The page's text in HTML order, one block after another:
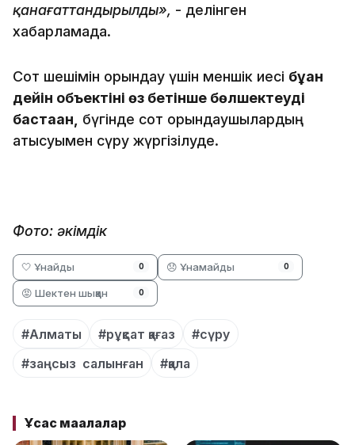
қанағаттандырылды», - делінген
хабарламада.
Сот шешімін орындау үшін меншік иесі бұған
дейін объектіні өз бетінше бөлшектеуді
бастаған,
бүгінде сот орындаушылардың
қатысуымен сүру жүргізілуде.
Фото: әкімдік
🤍 Ұнайды 0 😞 Ұнамайды 0
😡 Шектен шыққан 0
#Алматы #рұқсат қағаз
#сүру
#заңсыз салынған
#қала
Ұқсас мақалалар